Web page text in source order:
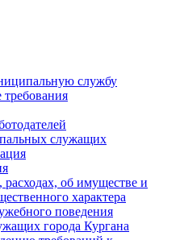
службу
служащих
расходах, об имуществе и
характера
поведения
города Кургана